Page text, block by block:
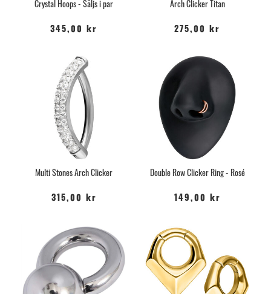
Crystal Hoops - Säljs i par
345,00 kr
Arch Clicker Titan
275,00 kr
Multi Stones Arch Clicker
315,00 kr
Double Row Clicker Ring - Rosé
149,00 kr